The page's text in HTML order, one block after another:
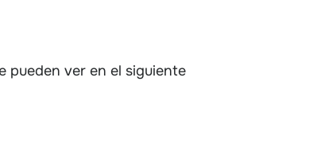
pueden ver en el siguiente